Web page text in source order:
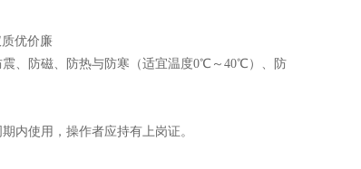
质优价廉
震、防磁、防热与防寒（适宜温度0℃～40℃）、防
内使用，操作者应持有上岗证。